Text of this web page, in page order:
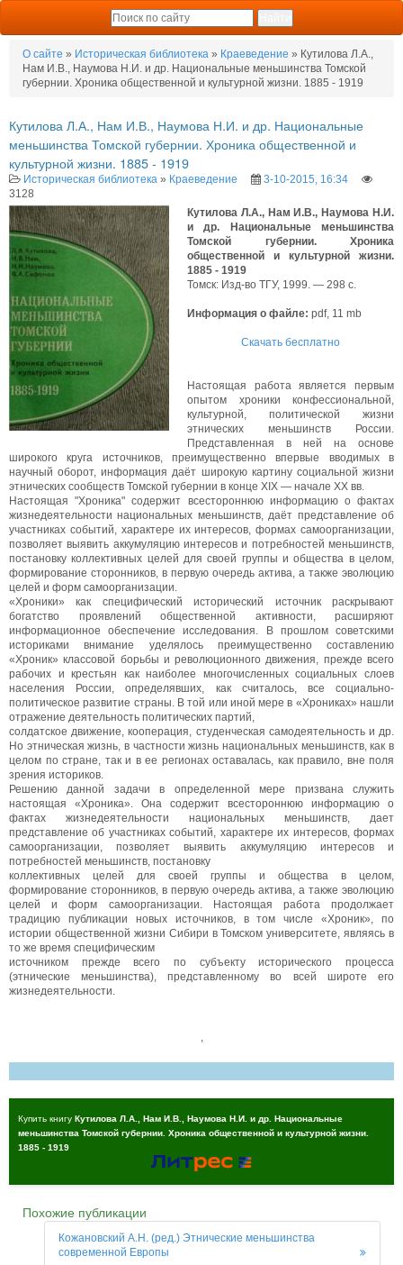
О сайте » Историческая библиотека » Краеведение » Кутилова Л.А.,
Нам И.В., Наумова Н.И. и др. Национальные меньшинства Томской
губернии. Хроника общественной и культурной жизни. 1885 - 1919
Кутилова Л.А., Нам И.В., Наумова Н.И. и др. Национальные
меньшинства Томской губернии. Хроника общественной и
культурной жизни. 1885 - 1919
Историческая библиотека » Краеведение
3-10-2015, 16:34
3128
Кутилова Л.А., Нам И.В., Наумова Н.И.
и др. Национальные меньшинства
Томской губернии. Хроника
общественной и культурной жизни.
1885 - 1919
Томск: Изд-во ТГУ, 1999. — 298 с.
Информация о файле: pdf, 11 mb
Скачать бесплатно
Настоящая работа является первым
опытом хроники конфессиональной,
культурной, политической жизни
этнических меньшинств России.
Представленная в ней на основе
широкого круга источников, преимущественно впервые вводимых в
научный оборот, информация даёт широкую картину социальной жизни
этнических сообществ Томской губернии в конце ХIХ — начале ХХ вв.
Настоящая "Хроника" содержит всестороннюю информацию о фактах
жизнедеятельности национальных меньшинств, даёт представление об
участниках событий, характере их интересов, формах самоорганизации,
позволяет выявить аккумуляцию интересов и потребностей меньшинств,
постановку коллективных целей для своей группы и общества в целом,
формирование сторонников, в первую очередь актива, а также эволюцию
целей и форм самоорганизации.
«Хроники» как специфический исторический источник раскрывают
богатство проявлений общественной активности, расширяют
информационное обеспечение исследования. В прошлом советскими
историками внимание уделялось преимущественно составлению
«Хроник» классовой борьбы и революционного движения, прежде всего
рабочих и крестьян как наиболее многочисленных социальных слоев
населения России, определявших, как считалось, все социально-
политическое развитие страны. В той или иной мере в «Хрониках» нашли
отражение деятельность политических партий,
солдатское движение, кооперация, студенческая самодеятельность и др.
Но этническая жизнь, в частности жизнь национальных меньшинств, как в
целом по стране, так и в ее регионах оставалась, как правило, вне поля
зрения историков.
Решению данной задачи в определенной мере призвана служить
настоящая «Хроника». Она содержит всестороннюю информацию о
фактах жизнедеятельности национальных меньшинств, дает
представление об участниках событий, характере их интересов, формах
самоорганизации, позволяет выявить аккумуляцию интересов и
потребностей меньшинств, постановку
коллективных целей для своей группы и общества в целом,
формирование сторонников, в первую очередь актива, а также эволюцию
целей и форм самоорганизации. Настоящая работа продолжает
традицию публикации новых источников, в том числе «Хроник», по
истории общественной жизни Сибири в Томском университете, являясь в
то же время специфическим
источником прежде всего по субъекту исторического процесса
(этнические меньшинства), представленному во всей широте его
жизнедеятельности.
,
Купить книгу Кутилова Л.А., Нам И.В., Наумова Н.И. и др. Национальные
меньшинства Томской губернии. Хроника общественной и культурной жизни.
1885 - 1919
Похожие публикации
Кожановский А.Н. (ред.) Этнические меньшинства
современной Европы